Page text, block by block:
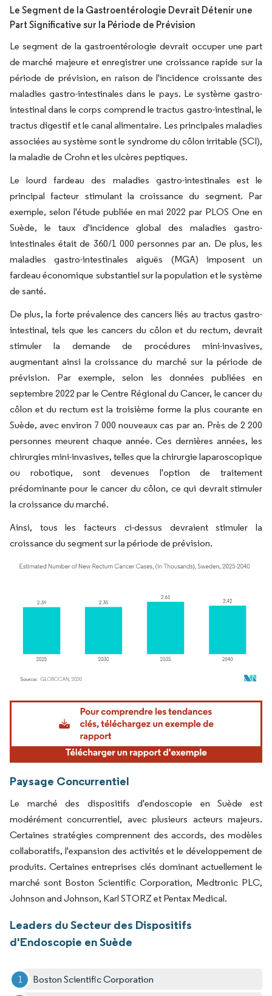
Le Segment de la Gastroentérologie Devrait Détenir une
Part Significative sur la Période de Prévision
Le segment de la gastroentérologie devrait occuper une part
de marché majeure et enregistrer une croissance rapide sur la
période de prévision, en raison de l'incidence croissante des
maladies gastro-intestinales dans le pays. Le système gastro-
intestinal dans le corps comprend le tractus gastro-intestinal, le
tractus digestif et le canal alimentaire. Les principales maladies
associées au système sont le syndrome du côlon irritable (SCI),
la maladie de Crohn et les ulcères peptiques.
Le lourd fardeau des maladies gastro-intestinales est le
principal facteur stimulant la croissance du segment. Par
exemple, selon l'étude publiée en mai 2022 par PLOS One en
Suède, le taux d'incidence global des maladies gastro-
intestinales était de 360/1 000 personnes par an. De plus, les
maladies gastro-intestinales aiguës (MGA) imposent un
fardeau économique substantiel sur la population et le système
de santé.
De plus, la forte prévalence des cancers liés au tractus gastro-
intestinal, tels que les cancers du côlon et du rectum, devrait
stimuler la demande de procédures mini-invasives,
augmentant ainsi la croissance du marché sur la période de
prévision. Par exemple, selon les données publiées en
septembre 2022 par le Centre Régional du Cancer, le cancer du
côlon et du rectum est la troisième forme la plus courante en
Suède, avec environ 7 000 nouveaux cas par an. Près de 2 200
personnes meurent chaque année. Ces dernières années, les
chirurgies mini-invasives, telles que la chirurgie laparoscopique
ou robotique, sont devenues l'option de traitement
prédominante pour le cancer du côlon, ce qui devrait stimuler
la croissance du marché.
Ainsi, tous les facteurs ci-dessus devraient stimuler la
croissance du segment sur la période de prévision.
Image © Mordor Intelligence. La réutilisation nécessite une attribution sous CC BY
Paysage Concurrentiel
Le marché des dispositifs d'endoscopie en Suède est
modérément concurrentiel, avec plusieurs acteurs majeurs.
Certaines stratégies comprennent des accords, des modèles
collaboratifs, l'expansion des activités et le développement de
produits. Certaines entreprises clés dominant actuellement le
marché sont Boston Scientific Corporation, Medtronic PLC,
Johnson and Johnson, Karl STORZ et Pentax Medical.
Leaders du Secteur des Dispositifs
d'Endoscopie en Suède
Boston Scientific Corporation